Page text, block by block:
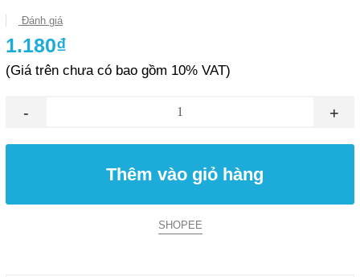
Đánh giá
1.180₫
(Giá trên chưa có bao gồm 10% VAT)
- +
Thêm vào giỏ hàng
SHOPEE